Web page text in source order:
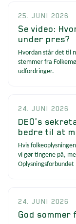
25. JUNI 2026
Se video:
under pres?
Hvordan står det til
stemmer fra
udfordringer.
24. JUNI 2026
DEO's
bedre til at
Hvis
vi gør tingene på,
Oplysningsforbundet
24. JUNI 2026
God sommer